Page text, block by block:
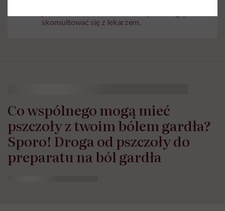
skonsultować się z lekarzem.
Co wspólnego mogą mieć
pszczoły z twoim bólem gardła?
Sporo! Droga od pszczoły do
preparatu na ból gardła